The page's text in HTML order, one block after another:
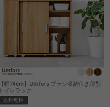
【幅74cm】Umfors ブラシ収納付き薄型
トイレラック
送料無料